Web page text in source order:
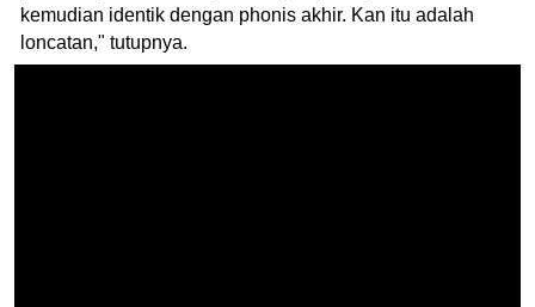
kemudian identik dengan phonis akhir. Kan itu adalah
loncatan," tutupnya.